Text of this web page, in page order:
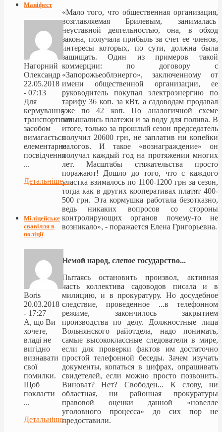
«Мало того, что общественная организация,
возглавляемая Брилевым, занималась
неуставной деятельностью, она, в обход
закона, получала прибыль за счет ее членов,
интересы которых, по сути, должна была
защищать. Один из примеров такой
коммерции: по договору с
«Запорожьеоблэнерго», заключенному от
имени общественной организации, ее
руководитель покупал электроэнергию по
тарифу 36 коп. за кВт, а садоводам продавал
уже по 42 коп. По аналогичной схеме
завышались платежи и за воду для полива. В
итоге, только за прошлый сезон председатель
получил 20600 грн, не заплатив ни копейки
налогов. И такое «вознаграждение» он
получал каждый год на протяжении многих
лет. Масштабы стяжательства просто
поражают! Дошло до того, что с каждого
участка взималось по 1100-1200 грн за сезон,
тогда как в других кооперативах платят 400-
500 грн. Эта кормушка работала безотказно,
ведь никаких вопросов со стороны
контролирующих органов почему-то не
возникало», - поражается Елена Григорьевна.
Немой народ, слепое государство...
Пытаясь остановить произвол, активная
часть коллектива садоводов писала и в
милицию, и в прокуратуру. Но досудебное
следствие, проведенное ...в телефонном
режиме, закончилось закрытием
производства по делу. Должностные лица
Вольнянского райотдела, надо понимать,
самые высококлассные следователи в мире,
если для проверки фактов им достаточно
простой телефонной беседы. Зачем изучать
документы, копаться в цифрах, опрашивать
свидетелей, если можно просто позвонить.
Виноват? Нет? Свободен... К слову, ни
областная, ни районная прокуратуры
правовой оценки данной «новелле
уголовного процесса» до сих пор не
предоставили.
Маніфест
Нагорний
Олександр
22.05.2018
- 07:13
Для
кермування
транспортним
засобом
вимагається
елементарне
посвідчення
...
Детальніше...
Міліцейське
свавілля в
поліції
Boris
20.03.2018
- 17:27
А, що Ви
хочете,
владі не
вигідно
визнавати
свої
помилки.
Щоб
покласти
...
Детальніше...